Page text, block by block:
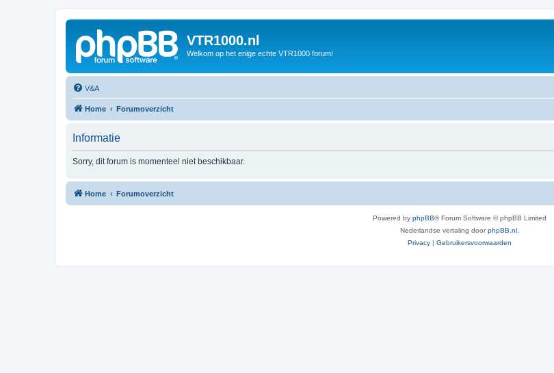
VTR1000.nl
Welkom op het enige echte VTR1000 forum!
V&A
Home Forumoverzicht
Informatie
Sorry, dit forum is momenteel niet beschikbaar.
Home Forumoverzicht
Powered by phpBB® Forum Software © phpBB Limited
Nederlandse vertaling doorphpBB.nl
Privacy | Gebruikersvoorwaarden